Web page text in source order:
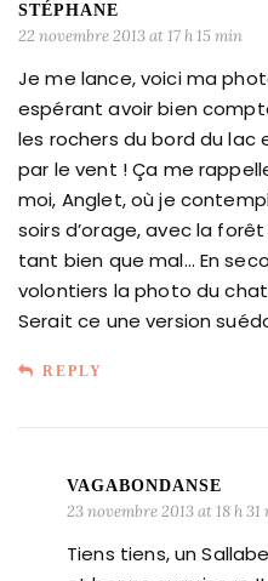
STÉPHANE
22 novembre 2013 at 17 h 15 min
Je me lance, voici ma
espérant avoir bien
les rochers du bord du
par le vent ! Ça me
moi, Anglet, où je
soirs d’orage, avec la
tant bien que mal… En
volontiers la photo du
Serait ce une version
REPLY
VAGABONDANSE
23 novembre 2013 at 18 h 31
Tiens tiens, un